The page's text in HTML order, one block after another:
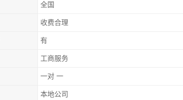
全国
收费合理
有
工商服务
一对 一
本地公司